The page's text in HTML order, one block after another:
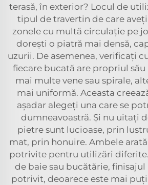
terasă, în exterior? Locul de
tipul de travertin de care
zonele cu multă circulație pe
dorești o piatră mai densă,
uzurii. De asemenea, verificați
fiecare bucată are propriul său
mai multe vene sau spirale,
mai uniformă. Aceasta
așadar alegeți una care se
dumneavoastră. Și nu uitați
pietre sunt lucioase, prin
mat, prin honuire. Ambele
potrivite pentru utilizări
de baie sau bucătărie,
potrivit, deoarece este mai